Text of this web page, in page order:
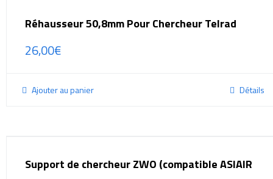
Réhausseur 50,8mm Pour Chercheur Telrad
26,00€
Ajouter au panier Détails
Support de chercheur ZWO (compatible ASIAIR